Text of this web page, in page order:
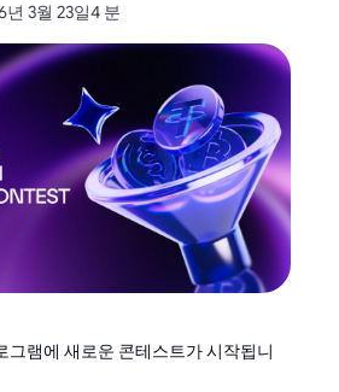
년 3월 23일4 분
그램에 새로운 콘테스트가 시작됩니